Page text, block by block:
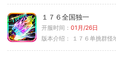
１７６全国独一
开服时间： 01月/26日
版本介绍：
１７６单挑群怪